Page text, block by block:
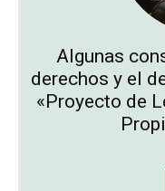
Algunas
derechos y el
«Proyecto de